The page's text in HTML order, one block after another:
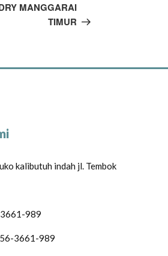
MANGGARAI
TIMUR
kalibutuh indah jl. Tembok
989
3661-989